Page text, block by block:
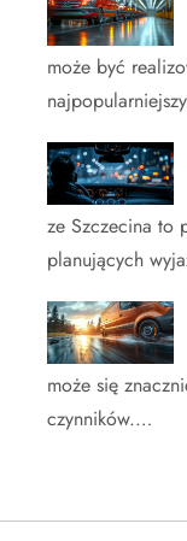
może być
ze Szczecina to
planujących
może się
czynników.…